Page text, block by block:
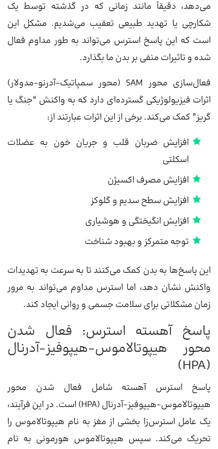
می‌دهد، دقیقاً مانند زمانی که در گذشته توسط یک
شکارچی یا تهدید طبیعی تعقیب می‌شدیم. مشکل این
است که این پاسخ استرس می‌تواند به طور مداوم فعال
شده و تاثیرات منفی بر بدن ما بگذارد.
فعال‌سازی محور SAM (محور سمپاتیک-آدرنو-مدولار)
اثرات فیزیولوژیکی گسترده‌ای دارد که به واکنش “جنگ یا
گریز” کمک می‌کند. برخی از این اثرات عبارتند از:
افزایش ضربان قلب و جریان خون به عضلات
اسکلتی
افزایش مصرف اکسیژن
افزایش سطح سدیم و گلوکز
افزایش انگیختگی و هوشیاری
توجه متمرکز و بهبود شناخت
این پاسخ‌ها به بدن کمک می‌کنند تا به سرعت به تهدیدات
واکنش نشان دهد، اما استرس مداوم می‌تواند به مرور
زمان مشکلاتی برای سلامت جسمی و روانی ایجاد کند.
پاسخ آهسته استرس: فعال شدن
محور هیپوتالاموس-هیپوفیز-آدرنال
(HPA)
پاسخ استرس آهسته شامل فعال شدن محور
هیپوتالاموس-هیپوفیز-آدرنال (HPA) است. در این فرآیند،
یک عامل استرس‌زا بخشی از مغز به نام هیپوتالاموس را
تحریک می‌کند. سپس هیپوتالاموس هورمونی به نام